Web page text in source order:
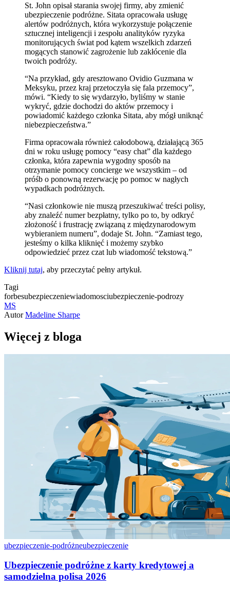
St. John opisał starania swojej firmy, aby zmienić
ubezpieczenie podróżne. Sitata opracowała usługę
alertów podróżnych, która wykorzystuje połączenie
sztucznej inteligencji i zespołu analityków ryzyka
monitorujących świat pod kątem wszelkich zdarzeń
mogących stanowić zagrożenie lub zakłócenie dla
twoich podróży.
“Na przykład, gdy aresztowano Ovidio Guzmana w
Meksyku, przez kraj przetoczyła się fala przemocy”,
mówi. “Kiedy to się wydarzyło, byliśmy w stanie
wykryć, gdzie dochodzi do aktów przemocy i
powiadomić każdego członka Sitata, aby mógł uniknąć
niebezpieczeństwa.”
Firma opracowała również całodobową, działającą 365
dni w roku usługę pomocy “easy chat” dla każdego
członka, która zapewnia wygodny sposób na
otrzymanie pomocy concierge we wszystkim – od
próśb o ponowną rezerwację po pomoc w nagłych
wypadkach podróżnych.
“Nasi członkowie nie muszą przeszukiwać treści polisy,
aby znaleźć numer bezpłatny, tylko po to, by odkryć
złożoność i frustrację związaną z międzynarodowym
wybieraniem numeru”, dodaje St. John. “Zamiast tego,
jesteśmy o kilka kliknięć i możemy szybko
odpowiedzieć przez czat lub wiadomość tekstową.”
Kliknij tutaj, aby przeczytać pełny artykuł.
Tagi
forbesubezpieczeniewiadomosciubezpieczenie-podrozy
MS
Autor Madeline Sharpe
Więcej z bloga
ubezpieczenie-podróżneubezpieczenie
Ubezpieczenie podróżne z karty kredytowej a
samodzielna polisa 2026